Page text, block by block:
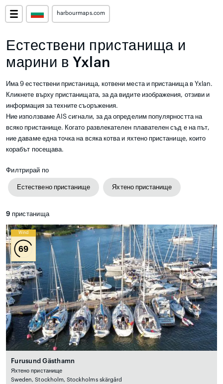
harbourmaps.com
Естествени пристанища и
марини в Yxlan
Има 9 естествени пристанища, котвени места и пристанища в Yxlan.
Кликнете върху пристанищата, за да видите изображения, отзиви и
информация за техните съоръжения.
Ние използваме AIS сигнали, за да определим популярността на
всяко пристанище. Когато развлекателен плавателен съд е на път,
ние даваме една точка на всяка котва и яхтено пристанище, които
корабът посещава.
Филтрирай по
Естествено пристанище Яхтено пристанище
9 пристанища
Wind
69
Furusund Gästhamn
Яхтено пристанище
Sweden, Stockholm, Stockholms skärgård